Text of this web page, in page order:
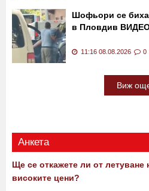
Шофьори се
в Пловдив
11:16 08.08.2026 0
Виж
Анкета
Ще се откажете ли от
високите цени?